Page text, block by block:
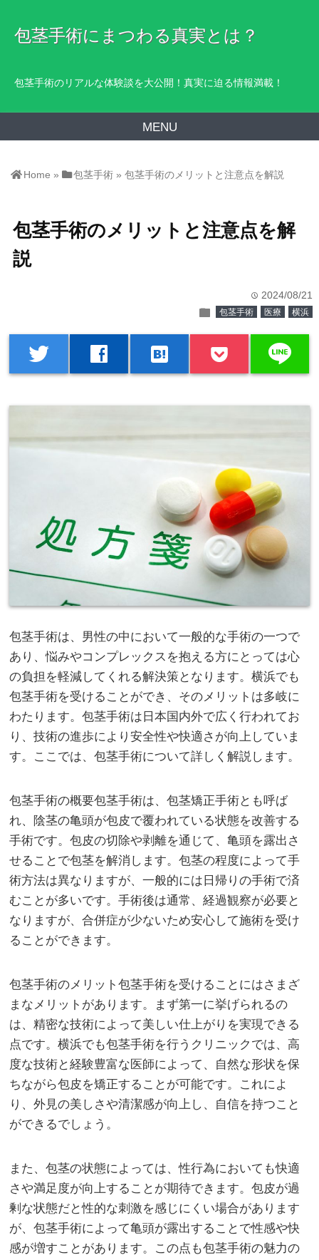
包茎手術にまつわる真実とは？
包茎手術のリアルな体験談を大公開！真実に迫る情報満載！
MENU
Home » 包茎手術 »包茎手術のメリットと注意点を解説
包茎手術のメリットと注意点を解
説
time 2024/08/21
folder 包茎手術 医療 横浜
twitter facebook hatenabookmark line
包茎手術は、男性の中において一般的な手術の一つで
あり、悩みやコンプレックスを抱える方にとっては心
の負担を軽減してくれる解決策となります。横浜でも
包茎手術を受けることができ、そのメリットは多岐に
わたります。包茎手術は日本国内外で広く行われてお
り、技術の進歩により安全性や快適さが向上していま
す。ここでは、包茎手術について詳しく解説します。
包茎手術の概要包茎手術は、包茎矯正手術とも呼ば
れ、陰茎の亀頭が包皮で覆われている状態を改善する
手術です。包皮の切除や剥離を通じて、亀頭を露出さ
せることで包茎を解消します。包茎の程度によって手
術方法は異なりますが、一般的には日帰りの手術で済
むことが多いです。手術後は通常、経過観察が必要と
なりますが、合併症が少ないため安心して施術を受け
ることができます。
包茎手術のメリット包茎手術を受けることにはさまざ
まなメリットがあります。まず第一に挙げられるの
は、精密な技術によって美しい仕上がりを実現できる
点です。横浜でも包茎手術を行うクリニックでは、高
度な技術と経験豊富な医師によって、自然な形状を保
ちながら包皮を矯正することが可能です。これによ
り、外見の美しさや清潔感が向上し、自信を持つこと
ができるでしょう。
また、包茎の状態によっては、性行為においても快適
さや満足度が向上することが期待できます。包皮が過
剰な状態だと性的な刺激を感じにくい場合があります
が、包茎手術によって亀頭が露出することで性感や快
感が増すことがあります。この点も包茎手術の魅力の